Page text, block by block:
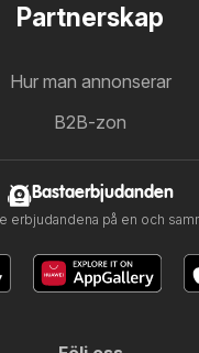
Partnerskap
Hur man annonserar
B2B-zon
Bastaerbjudanden
erbjudandena på en och